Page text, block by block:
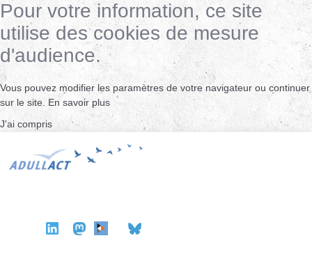
Pour votre information, ce site
utilise des cookies de mesure
d'audience.
Vous pouvez modifier les paramètres de votre navigateur ou continuer
sur le site. En savoir plus
J'ai compris